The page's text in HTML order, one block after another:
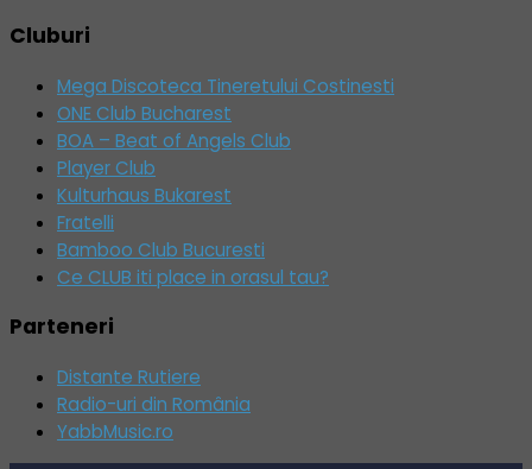
Cluburi
Mega Discoteca Tineretului Costinesti
ONE Club Bucharest
BOA – Beat of Angels Club
Player Club
Kulturhaus Bukarest
Fratelli
Bamboo Club Bucuresti
Ce CLUB iti place in orasul tau?
Parteneri
Distante Rutiere
Radio-uri din România
YabbMusic.ro